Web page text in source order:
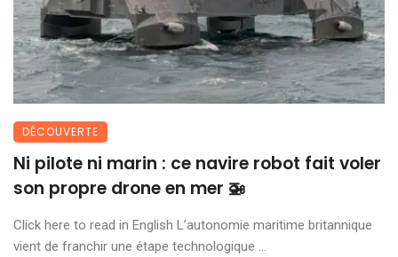
DÉCOUVERTE
Ni pilote ni marin : ce navire robot fait voler
son propre drone en mer 🚁
Click here to read in English L’autonomie maritime britannique
vient de franchir une étape technologique ...